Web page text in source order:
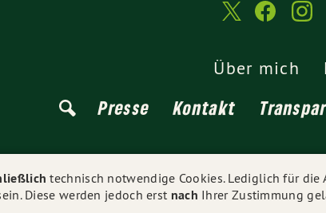
Über mich
Presse Kontakt
© 2026 Katharina Schulze
technisch notwendige Cookies. Lediglich für
Diese werden jedoch erst nach Ihrer Zustimmung